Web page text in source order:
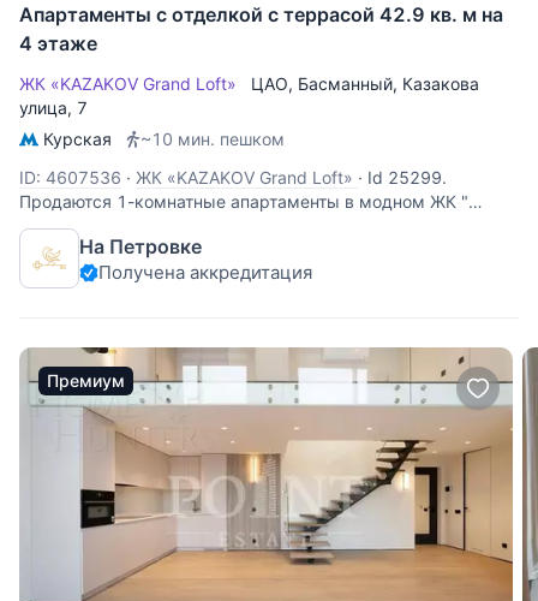
Апартаменты с отделкой с террасой 42.9 кв. м на
4 этаже
ЖК «KAZAKOV Grand Loft» ЦАО, Басманный, Казакова
улица, 7
Курская
~10 мин. пешком
ID: 4607536 · ЖК «KAZAKOV Grand Loft» · Id 25299.
Продаются 1-комнатные апартаменты в модном ЖК "
Kazakov Grand Loft" бизнес-класса. Современный дом в
духе "лофт". Премиальная отделка от застройщика COLDY.
Эксклюзивный апартамент в двух уровнях: помещение-
На Петровке
Получена аккредитация
Премиум